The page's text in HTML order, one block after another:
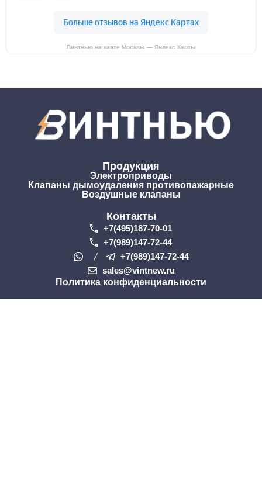
Винтнью на карте Москвы — Яндекс Карты
Продукция
Электроприводы
Клапаны дымоудаления противопажарные
Воздушные клапаны
Контакты
+7(495)187-70-01
+7(989)147-72-44
+7(989)147-72-44
sales@vintnew.ru
Политика конфиденциальности